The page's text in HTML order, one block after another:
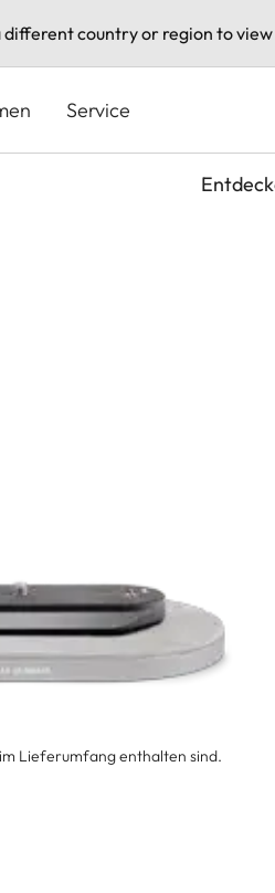
different country or region to
Service
Lieferumfang enthalten sind.